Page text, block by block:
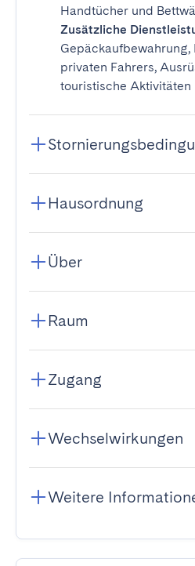
Handtücher und
Zusätzliche
Gepäckaufbewahrung,
privaten Fahrers,
touristische Aktivitäten
Hausordnung
Über
Raum
Zugang
Wechselwirkungen
Weitere